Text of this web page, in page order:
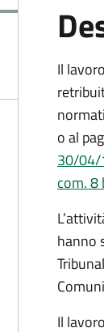
Il
o al
30/04/
com. 8
hanno
Il